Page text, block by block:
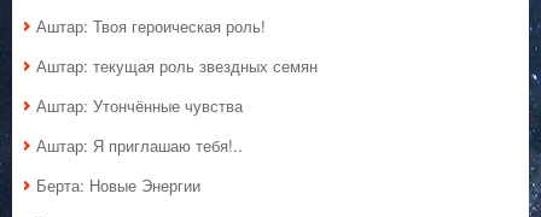
Аштар: Твоя героическая роль!
Аштар: текущая роль звездных семян
Аштар: Утончённые чувства
Аштар: Я приглашаю тебя!..
Берта: Новые Энергии